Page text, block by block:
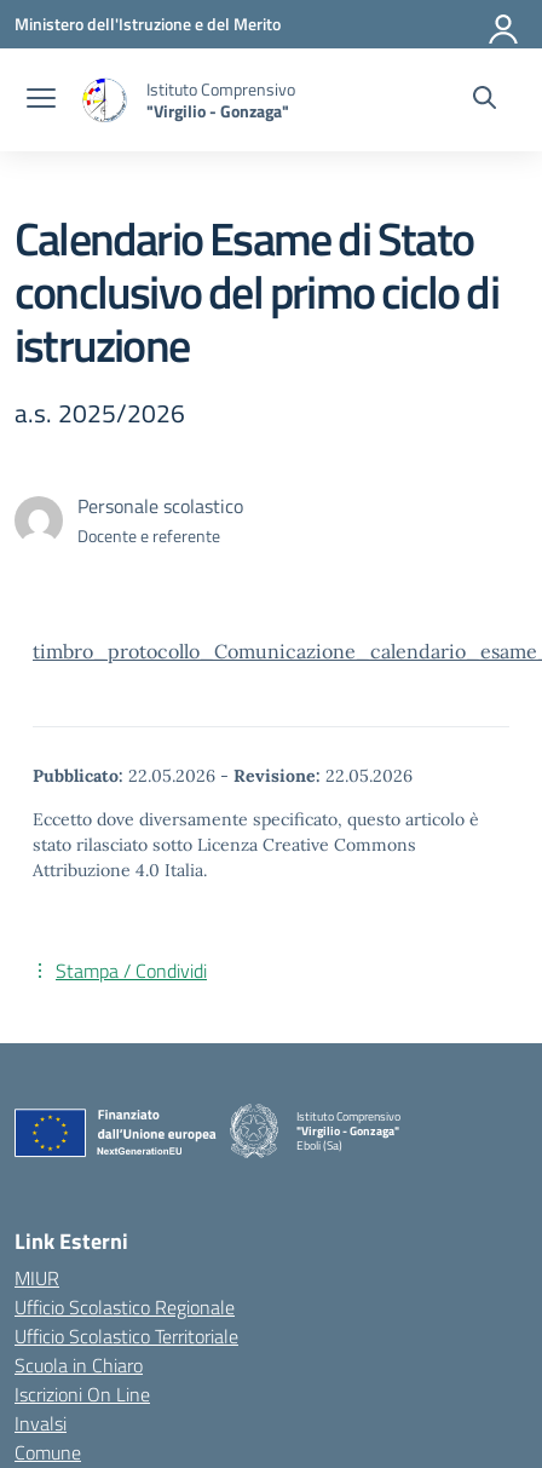
Vai ai contenuti
Vai al menu di navigazione
Vai al footer
Ministero dell'Istruzione e del Merito
Istituto Comprensivo
"Virgilio - Gonzaga"
Calendario Esame di Stato
conclusivo del primo ciclo di
istruzione
a.s. 2025/2026
Personale scolastico
Docente e referente
Pubblicato: 22.05.2026 - Revisione: 22.05.2026
Eccetto dove diversamente specificato, questo articolo è
stato rilasciato sotto Licenza Creative Commons
Attribuzione 4.0 Italia.
Stampa / Condividi
Istituto Comprensivo
"Virgilio - Gonzaga"
Eboli (Sa)
Link Esterni
MIUR
Ufficio Scolastico Regionale
Ufficio Scolastico Territoriale
Scuola in Chiaro
Iscrizioni On Line
Invalsi
Comune